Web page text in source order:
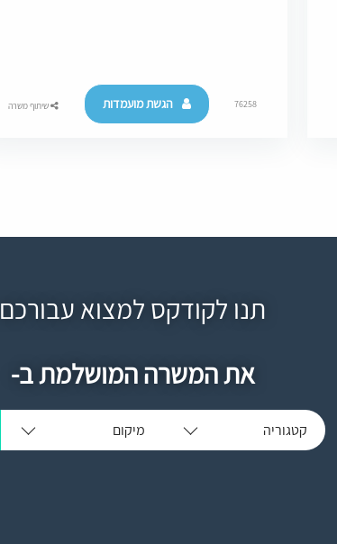
76258 הגשת מועמדות שיתוף משרה
תנו לקודקס למצוא עבורכם
את המשרה המושלמת ב-
קטגוריה מיקום